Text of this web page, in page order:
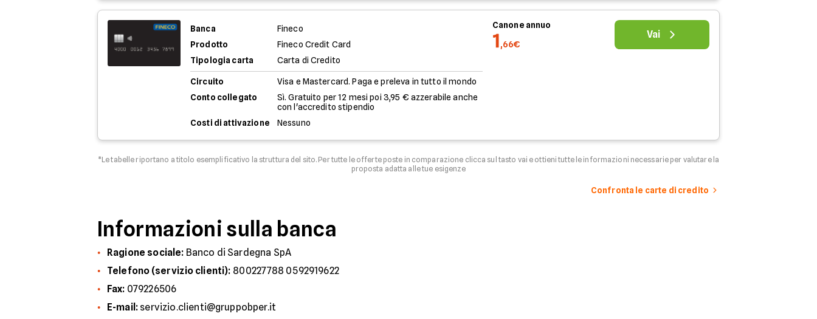
Banca
Fineco
Prodotto
Fineco Credit Card
Tipologia carta
Carta di Credito
Circuito
Visa e Mastercard. Paga e preleva in tutto il mondo
Conto collegato
Sì. Gratuito per 12 mesi poi 3,95 € azzerabile anche
con l'accredito stipendio
Costi di attivazione
Nessuno
Canone annuo
1,66€
Vai
*Le tabelle riportano a titolo esemplificativo la struttura del sito. Per tutte le offerte poste in comparazione clicca sul tasto vai e ottieni tutte le informazioni necessarie per valutare la
proposta adatta alle tue esigenze
Confronta le carte di credito
Informazioni sulla banca
Ragione sociale: Banco di Sardegna SpA
Telefono (servizio clienti): 800227788 0592919622
Fax: 079226506
E-mail: servizio.clienti@gruppobper.it